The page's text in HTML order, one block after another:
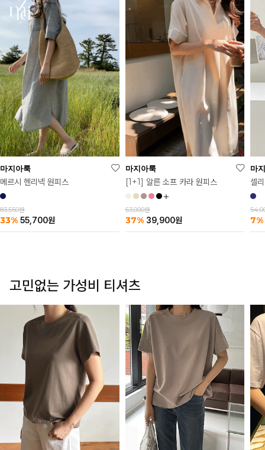
마지아룩
메르시 헨리넥 원피스
83,550원
33% 55,700원
마지아룩
[1+1] 알른 소프 카라 원피스
63,000원
37% 39,900원
마
셀
7%
고민없는 가성비 티셔츠